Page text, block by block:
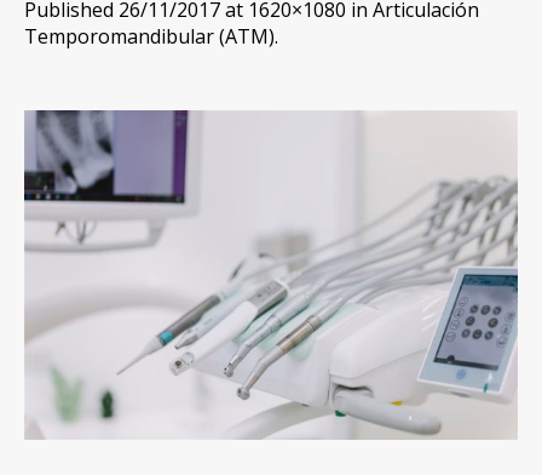
Published 26/11/2017at 1620×1080 in Articulación
Temporomandibular (ATM).